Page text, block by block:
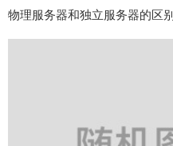
物理服务器和独立服务器的区别